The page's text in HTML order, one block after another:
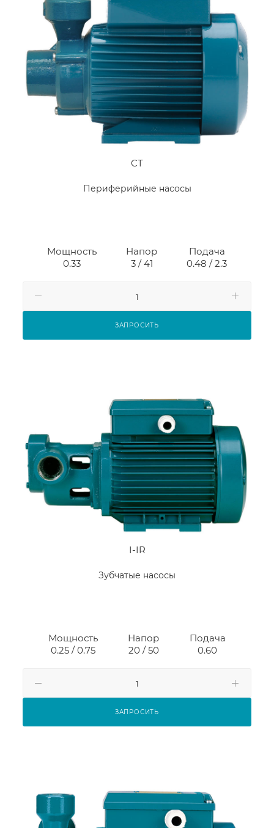
CT
Периферийные насосы
Мощность
0.33
Напор
3 / 41
Подача
0.48 / 2.3
ЗАПРОСИТЬ
I-IR
Зубчатые насосы
Мощность
0.25 / 0.75
Напор
20 / 50
Подача
0.60
ЗАПРОСИТЬ